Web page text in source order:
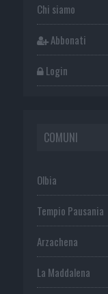
Chi siamo
Abbonati
Login
COMUNI
Olbia
Tempio Pausania
Arzachena
La Maddalena